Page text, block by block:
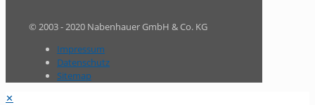
© 2003 - 2020 Nabenhauer GmbH & Co. KG
Impressum
Datenschutz
Sitemap
✕